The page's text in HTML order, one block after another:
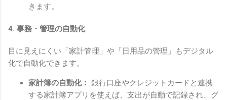
きます。
4. 事務・管理の自動化
目に見えにくい「家計管理」や「日用品の管理」もデジタル
化で自動化できます。
家計簿の自動化： 銀行口座やクレジットカードと連携
する家計簿アプリを使えば、支出が自動で記録され、グ